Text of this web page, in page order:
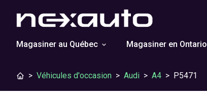
Magasiner au Québec Magasiner en Ontario
> Véhicules d'occasion > Audi > A4 > P5471